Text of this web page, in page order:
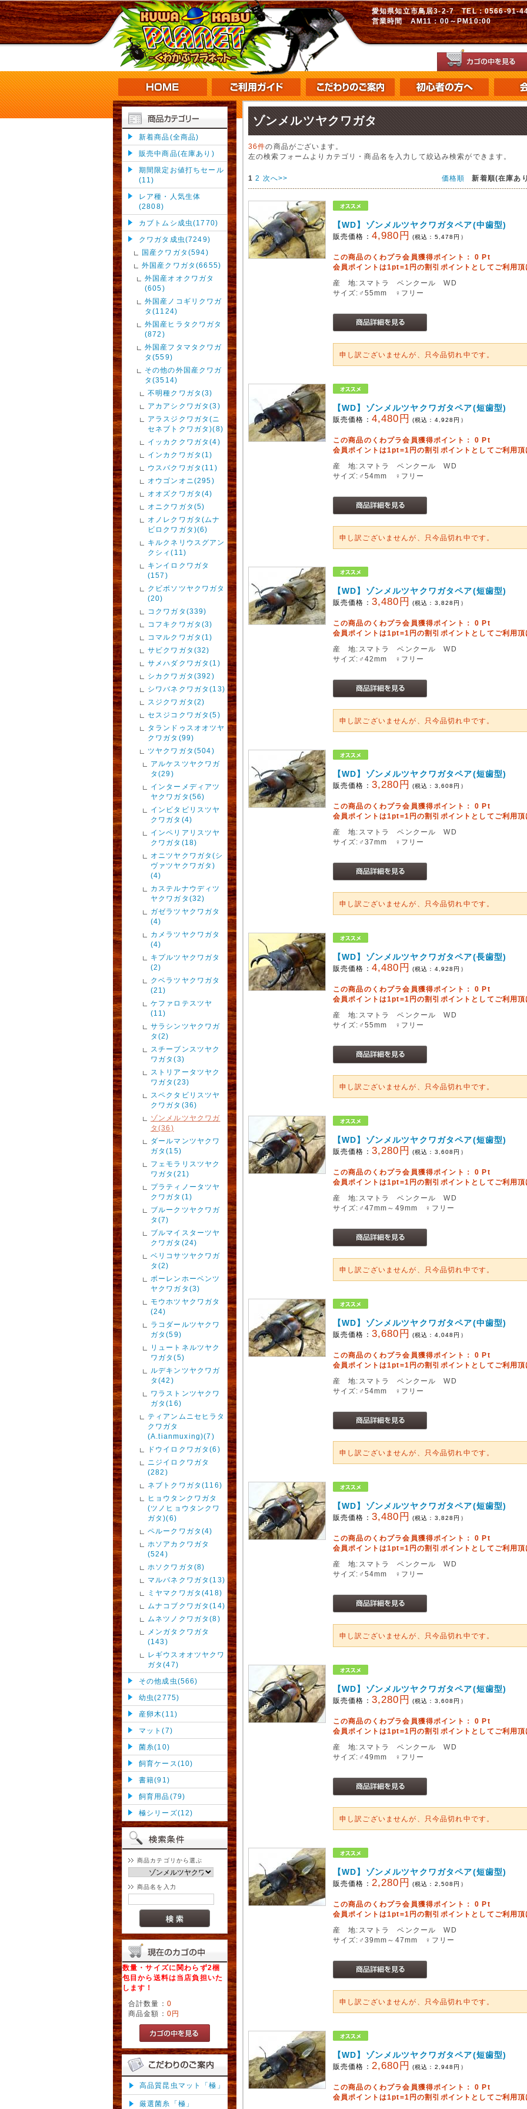
愛知県知立市鳥居3-2-7 TEL：0566-
営業時間 AM11：00～PM10:00
新着商品(全商品)
販売中商品(在庫あり)
期間限定お値打ちセール
(11)
レア種・人気生体
(2808)
カブトムシ成虫(1770)
クワガタ成虫(7249)
国産クワガタ(594)
外国産クワガタ(6655)
外国産オオクワガタ
(605)
外国産ノコギリクワガ
タ(1124)
外国産ヒラタクワガタ
(872)
外国産フタマタクワガ
タ(559)
その他の外国産クワガ
タ(3514)
不明種クワガタ(3)
アカアシクワガタ(3)
アラスジクワガタ(ニ
セネブトクワガタ)(8)
イッカククワガタ(4)
インカクワガタ(1)
ウスバクワガタ(11)
オウゴンオニ(295)
オオズクワガタ(4)
オニクワガタ(5)
オノレクワガタ(ムナ
ビロクワガタ)(6)
キルクネリウスグアン
クシィ(11)
キンイロクワガタ
(157)
クビボソツヤクワガタ
(20)
コクワガタ(339)
コフキクワガタ(3)
コマルクワガタ(1)
サビクワガタ(32)
サメハダクワガタ(1)
シカクワガタ(392)
シワバネクワガタ(13)
スジクワガタ(2)
セスジコクワガタ(5)
タランドゥスオオツヤ
クワガタ(99)
ツヤクワガタ(504)
アルケスツヤクワガ
タ(29)
インターメディアツ
ヤクワガタ(56)
インビタビリスツヤ
クワガタ(4)
インペリアリスツヤ
クワガタ(18)
オニツヤクワガタ(シ
ヴァツヤクワガタ)
(4)
カステルナウディツ
ヤクワガタ(32)
ガゼラツヤクワガタ
(4)
カメラツヤクワガタ
(4)
キプルツヤクワガタ
(2)
クベラツヤクワガタ
(21)
ケファロテスツヤ
(11)
サラシンツヤクワガ
タ(2)
スチーブンスツヤク
ワガタ(3)
ストリアータツヤク
ワガタ(23)
スペクタビリスツヤ
クワガタ(36)
ゾンメルツヤクワガ
タ(36)
ダールマンツヤクワ
ガタ(15)
フェモラリスツヤク
ワガタ(21)
プラティノータツヤ
クワガタ(1)
ブルークツヤクワガ
タ(7)
ブルマイスターツヤ
クワガタ(24)
ベリコサツヤクワガ
タ(2)
ボーレンホーベンツ
ヤクワガタ(3)
モウホツヤクワガタ
(24)
ラコダールツヤクワ
ガタ(59)
リュートネルツヤク
ワガタ(5)
ルデキンツヤクワガ
タ(42)
ワラストンツヤクワ
ガタ(16)
ティアンムニセヒラタ
クワガタ
(A.tianmuxing)(7)
ドウイロクワガタ(6)
ニジイロクワガタ
(282)
ネブトクワガタ(116)
ヒョウタンクワガタ
(ツノヒョウタンクワ
ガタ)(6)
ペルークワガタ(4)
ホソアカクワガタ
(524)
ホソクワガタ(8)
マルバネクワガタ(13)
ミヤマクワガタ(418)
ムナコブクワガタ(14)
ムネツノクワガタ(8)
メンガタクワガタ
(143)
レギウスオオツヤクワ
ガタ(47)
その他成虫(566)
幼虫(2775)
産卵木(11)
マット(7)
菌糸(10)
飼育ケース(10)
書籍(91)
飼育用品(79)
極シリーズ(12)
商品カテゴリから選ぶ
商品名を入力
数量・サイズに関わらず2梱
包目から送料は当店負担いた
します！
合計数量： 0
商品金額： 0円
高品質昆虫マット「極」
厳選菌糸「極」
ゾンメルツヤクワガタ
36件の商品がございます。
左の検索フォームよりカテゴリ・商品名を入力して絞込み検索ができます。
価格順 新着順(在庫あ
1 2 次へ>>
【WD】ゾンメルツヤクワガタペア(中歯型)
販売価格： 4,980円 (税込： 5,478 円）
この商品のくわプラ会員獲得ポイント：0 Pt
会員ポイントは1pt=1円の割引ポイントとしてご利用頂
産 地:スマトラ ベンクール WD
サイズ:♂55mm ♀フリー
申し訳ございませんが、只今品切れ中です。
【WD】ゾンメルツヤクワガタペア(短歯型)
販売価格： 4,480円 (税込： 4,928 円）
この商品のくわプラ会員獲得ポイント：0 Pt
会員ポイントは1pt=1円の割引ポイントとしてご利用頂
産 地:スマトラ ベンクール WD
サイズ:♂54mm ♀フリー
申し訳ございませんが、只今品切れ中です。
【WD】ゾンメルツヤクワガタペア(短歯型)
販売価格： 3,480円 (税込： 3,828 円）
この商品のくわプラ会員獲得ポイント：0 Pt
会員ポイントは1pt=1円の割引ポイントとしてご利用頂
産 地:スマトラ ベンクール WD
サイズ:♂42mm ♀フリー
申し訳ございませんが、只今品切れ中です。
【WD】ゾンメルツヤクワガタペア(短歯型)
販売価格： 3,280円 (税込： 3,608 円）
この商品のくわプラ会員獲得ポイント：0 Pt
会員ポイントは1pt=1円の割引ポイントとしてご利用頂
産 地:スマトラ ベンクール WD
サイズ:♂37mm ♀フリー
申し訳ございませんが、只今品切れ中です。
【WD】ゾンメルツヤクワガタペア(長歯型)
販売価格： 4,480円 (税込： 4,928 円）
この商品のくわプラ会員獲得ポイント：0 Pt
会員ポイントは1pt=1円の割引ポイントとしてご利用頂
産 地:スマトラ ベンクール WD
サイズ:♂55mm ♀フリー
申し訳ございませんが、只今品切れ中です。
【WD】ゾンメルツヤクワガタペア(短歯型)
販売価格： 3,280円 (税込： 3,608 円）
この商品のくわプラ会員獲得ポイント：0 Pt
会員ポイントは1pt=1円の割引ポイントとしてご利用頂
産 地:スマトラ ベンクール WD
サイズ:♂47mm～49mm ♀フリー
申し訳ございませんが、只今品切れ中です。
【WD】ゾンメルツヤクワガタペア(中歯型)
販売価格： 3,680円 (税込： 4,048 円）
この商品のくわプラ会員獲得ポイント：0 Pt
会員ポイントは1pt=1円の割引ポイントとしてご利用頂
産 地:スマトラ ベンクール WD
サイズ:♂54mm ♀フリー
申し訳ございませんが、只今品切れ中です。
【WD】ゾンメルツヤクワガタペア(短歯型)
販売価格： 3,480円 (税込： 3,828 円）
この商品のくわプラ会員獲得ポイント：0 Pt
会員ポイントは1pt=1円の割引ポイントとしてご利用頂
産 地:スマトラ ベンクール WD
サイズ:♂54mm ♀フリー
申し訳ございませんが、只今品切れ中です。
【WD】ゾンメルツヤクワガタペア(短歯型)
販売価格： 3,280円 (税込： 3,608 円）
この商品のくわプラ会員獲得ポイント：0 Pt
会員ポイントは1pt=1円の割引ポイントとしてご利用頂
産 地:スマトラ ベンクール WD
サイズ:♂49mm ♀フリー
申し訳ございませんが、只今品切れ中です。
【WD】ゾンメルツヤクワガタペア(短歯型)
販売価格： 2,280円 (税込： 2,508 円）
この商品のくわプラ会員獲得ポイント：0 Pt
会員ポイントは1pt=1円の割引ポイントとしてご利用頂
産 地:スマトラ ベンクール WD
サイズ:♂39mm～47mm ♀フリー
申し訳ございませんが、只今品切れ中です。
【WD】ゾンメルツヤクワガタペア(短歯型)
販売価格： 2,680円 (税込： 2,948 円）
この商品のくわプラ会員獲得ポイント：0 Pt
会員ポイントは1pt=1円の割引ポイントとしてご利用頂